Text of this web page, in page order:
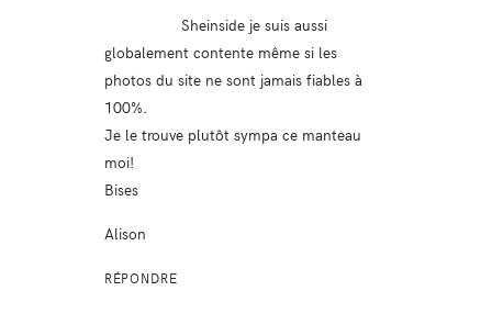
Sheinside je suis aussi
globalement contente même si les
photos du site ne sont jamais fiables à
100%.
Je le trouve plutôt sympa ce manteau
moi!
Bises
Alison
RÉPONDRE